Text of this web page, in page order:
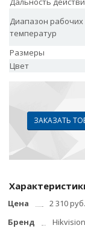
Диапазон рабочих
температур
Размеры
Цвет
ЗАКАЗАТЬ
Цена
2 310 руб.
Бренд
Hikvision